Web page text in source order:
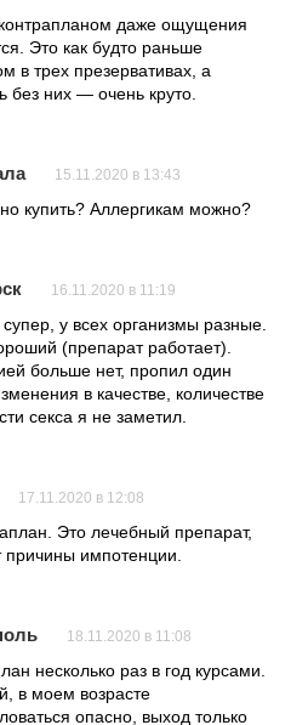
даже ощущения
Это как будто раньше
в трех презервативах, а
без них — очень круто.
15.11.2020 в 13:43
купить? Аллергикам можно?
16.11.2020 в 11:19
у всех организмы разные.
(препарат работает).
больше нет, пропил один
в качестве, количестве
секса я не заметил.
17.11.2020 в 12:08
Это лечебный препарат,
причины импотенции.
18.11.2020 в 11:08
несколько раз в год курсами.
в моем возрасте
опасно, выход только